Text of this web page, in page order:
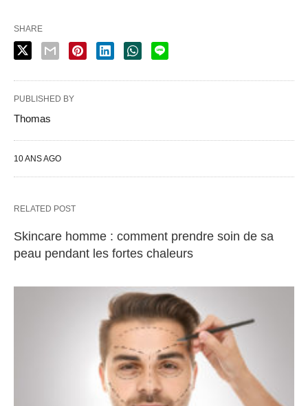
SHARE
PUBLISHED BY
Thomas
10 ANS AGO
RELATED POST
Skincare homme : comment prendre soin de sa
peau pendant les fortes chaleurs